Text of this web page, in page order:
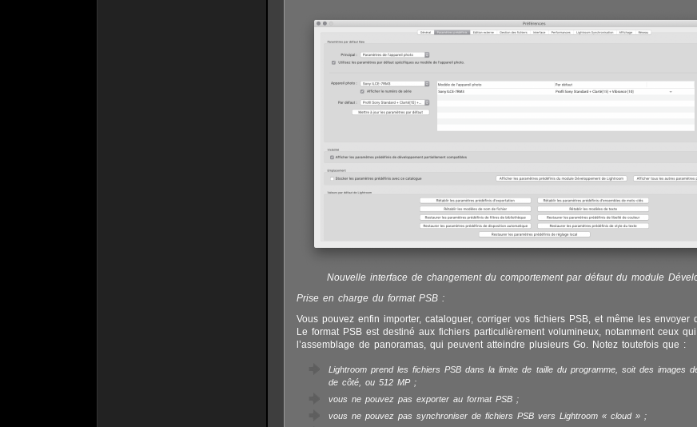
Nouvelle interface de changement du comportement par défaut du module
Prise en charge du format PSB :
Vous pouvez enfin importer, cataloguer, corriger vos fichiers PSB, et même les envoyer
Le format PSB est destiné aux fichiers particulièrement volumineux, notamment ceux
l’assemblage de panoramas, qui peuvent atteindre plusieurs Go. Notez toutefois que :
Lightroom prend les fichiers PSB dans la limite de taille du programme, soit des images
de côté, ou 512 MP ;
vous ne pouvez pas exporter au format PSB ;
vous ne pouvez pas synchroniser de fichiers PSB vers Lightroom « cloud » ;